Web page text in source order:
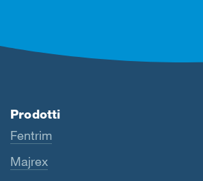
Prodotti
Fentrim
Majrex